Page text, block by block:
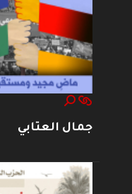
جمال العتابي